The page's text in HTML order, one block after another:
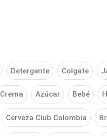
Detergente Colgate
Crema Azúcar Bebé
Cerveza Club Colombia